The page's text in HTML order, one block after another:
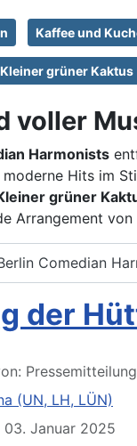
Kaffee und
Kleiner grüner Kaktus
voller
Harmonists
Hits im
grüner
Arrangement von
Comedian
der
Pressemitteilung
(UN, LH, LÜN)
Januar 2025